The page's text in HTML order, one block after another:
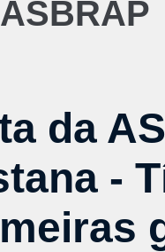
ASBRAP
da
-